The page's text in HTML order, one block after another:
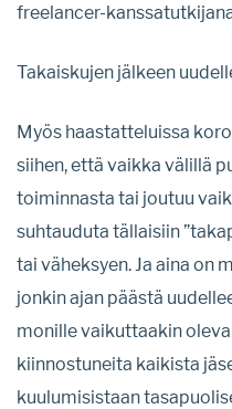
freelancer-
Takaiskujen jälkeen
Myös haastatteluissa
siihen, että vaikka välillä
toiminnasta tai joutuu
suhtauduta tällaisiin
tai väheksyen. Ja aina on
jonkin ajan päästä
monille vaikuttaakin
kiinnostuneita kaikista
kuulumisistaan